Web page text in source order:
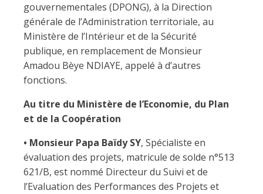
gouvernementales (DPONG), à la Direction
générale de l’Administration territoriale, au
Ministère de l’Intérieur et de la Sécurité
publique, en remplacement de Monsieur
Amadou Bèye NDIAYE, appelé à d’autres
fonctions.
Au titre du Ministère de l’Economie, du Plan
et de la Coopération
• Monsieur Papa Baïdy SY, Spécialiste en
évaluation des projets, matricule de solde n°513
621/B, est nommé Directeur du Suivi et de
l’Evaluation des Performances des Projets et